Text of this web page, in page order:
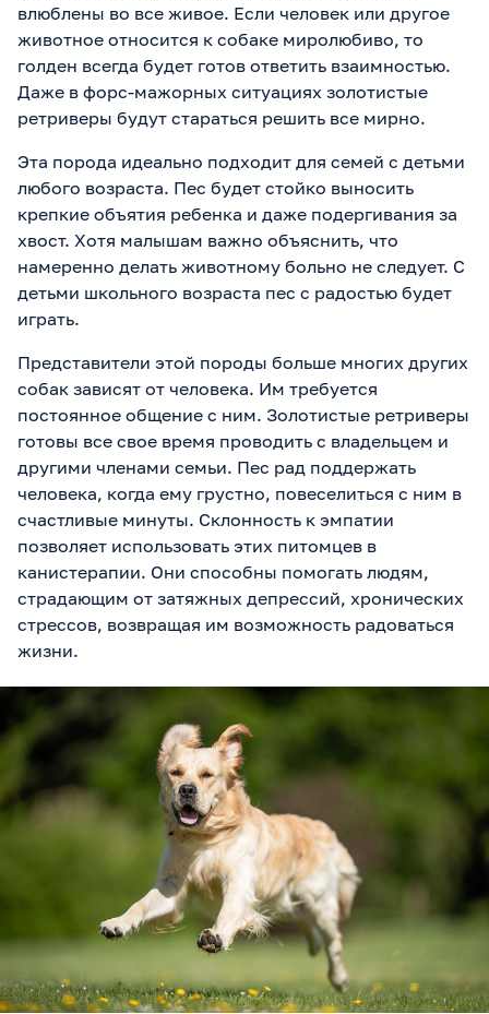
влюблены во все живое. Если человек или другое
животное относится к собаке миролюбиво, то
голден всегда будет готов ответить взаимностью.
Даже в форс-мажорных ситуациях золотистые
ретриверы будут стараться решить все мирно.
Эта порода идеально подходит для семей с детьми
любого возраста. Пес будет стойко выносить
крепкие объятия ребенка и даже подергивания за
хвост. Хотя малышам важно объяснить, что
намеренно делать животному больно не следует. С
детьми школьного возраста пес с радостью будет
играть.
Представители этой породы больше многих других
собак зависят от человека. Им требуется
постоянное общение с ним. Золотистые ретриверы
готовы все свое время проводить с владельцем и
другими членами семьи. Пес рад поддержать
человека, когда ему грустно, повеселиться с ним в
счастливые минуты. Склонность к эмпатии
позволяет использовать этих питомцев в
канистерапии. Они способны помогать людям,
страдающим от затяжных депрессий, хронических
стрессов, возвращая им возможность радоваться
жизни.